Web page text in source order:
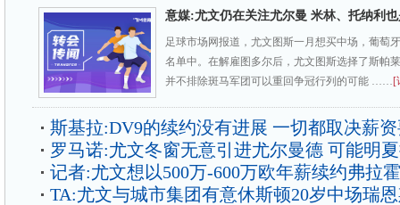
意媒:尤文仍在关注尤尔曼 米林、托纳利
足球市场网报道，尤文图斯一月想买中场，葡萄
名单中。在解雇图多尔后，尤文图斯选择了斯帕
并不排除斑马军团可以重回争冠行列的可能 ……[
斯基拉:DV9的续约没有进展 一切都取决薪
罗马诺:尤文冬窗无意引进尤尔曼德 可能明
记者:尤文想以500万-600万欧年薪续约弗拉
TA:尤文与城市集团有意休斯顿20岁中场瑞